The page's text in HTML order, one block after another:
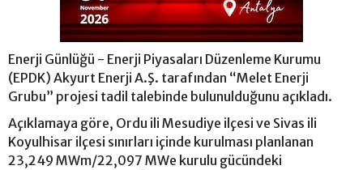
Enerji Günlüğü - Enerji Piyasaları Düzenleme Kurumu
(EPDK) Akyurt Enerji A.Ş. tarafından “Melet Enerji
Grubu” projesi tadil talebinde bulunulduğunu açıkladı.
Açıklamaya göre, Ordu ili Mesudiye ilçesi ve Sivas ili
Koyulhisar ilçesi sınırları içinde kurulması planlanan
23,249 MWm/22,097 MWe kurulu gücündeki